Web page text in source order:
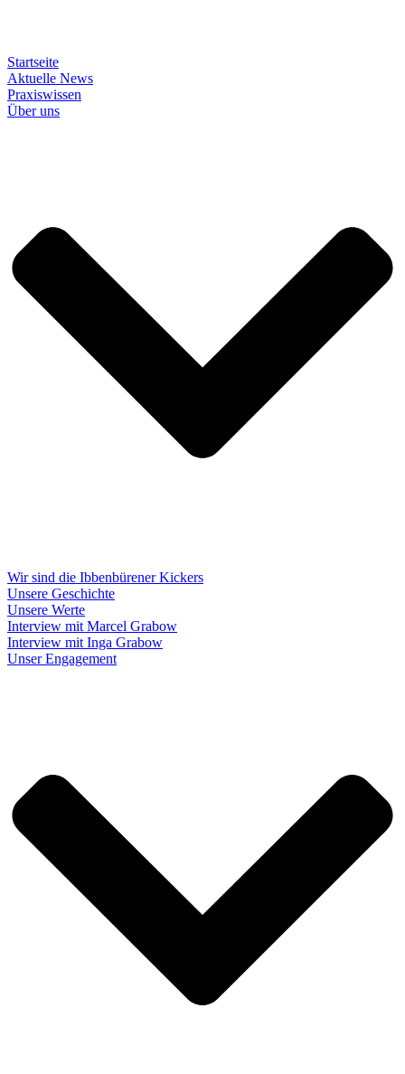
Startseite
Aktuelle News
Praxiswissen
Über uns
Wir sind die Ibbenbürener Kickers
Unsere Geschichte
Unsere Werte
Interview mit Marcel Grabow
Interview mit Inga Grabow
Unser Engagement